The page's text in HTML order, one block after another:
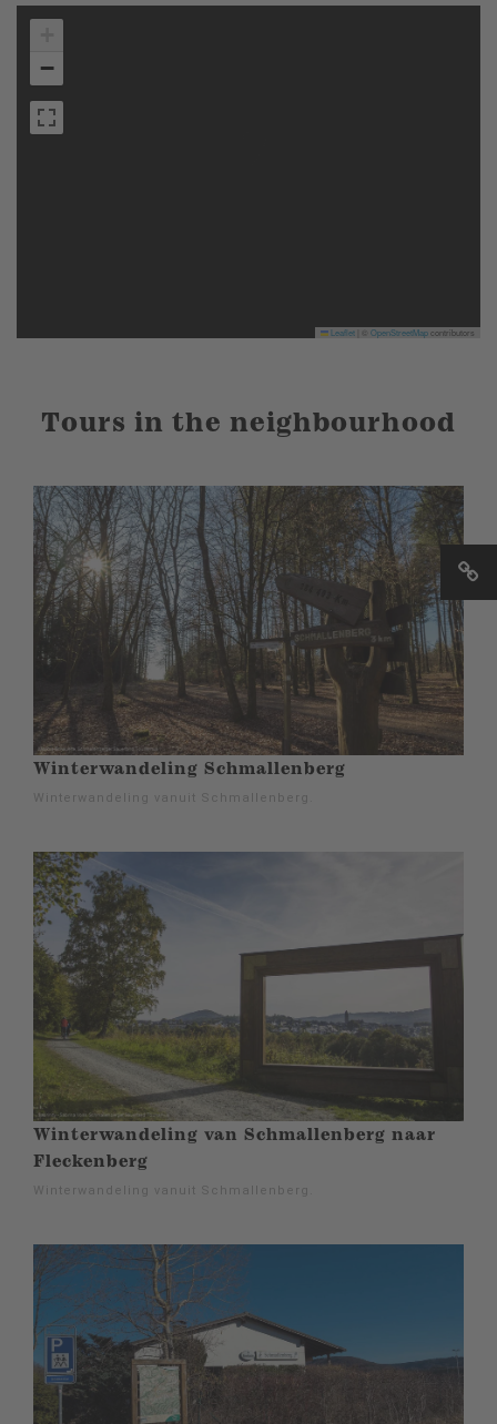
−
Leaflet OpenStreetMapcontributors
Tours in the neighbourhood
Winterwandeling Schmallenberg
Winterwandeling vanuit Schmallenberg.
Winterwandeling van Schmallenberg naar
Fleckenberg
Winterwandeling vanuit Schmallenberg.